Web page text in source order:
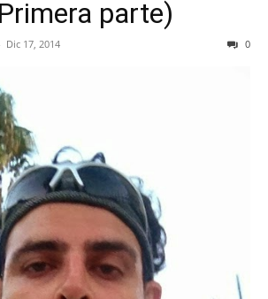
parte)
Dic 17, 2014 0